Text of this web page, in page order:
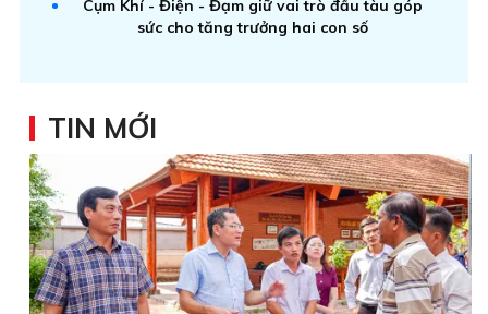
Cụm Khí - Điện - Đạm giữ vai trò đầu tàu góp
sức cho tăng trưởng hai con số
TIN MỚI